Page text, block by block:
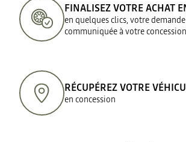
FINALISEZ VOTRE ACHAT
en quelques clics, votre
communiquée à votre
RÉCUPÉREZ VOTRE
en concession